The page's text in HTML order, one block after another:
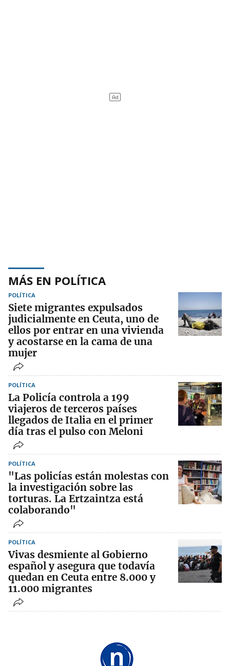
MÁS EN POLÍTICA
POLÍTICA
Siete migrantes expulsados
judicialmente en Ceuta, uno de
ellos por entrar en una vivienda
y acostarse en la cama de una
mujer
POLÍTICA
La Policía controla a 199
viajeros de terceros países
llegados de Italia en el primer
día tras el pulso con Meloni
POLÍTICA
"Las policías están molestas con
la investigación sobre las
torturas. La Ertzaintza está
colaborando"
POLÍTICA
Vivas desmiente al Gobierno
español y asegura que todavía
quedan en Ceuta entre 8.000 y
11.000 migrantes